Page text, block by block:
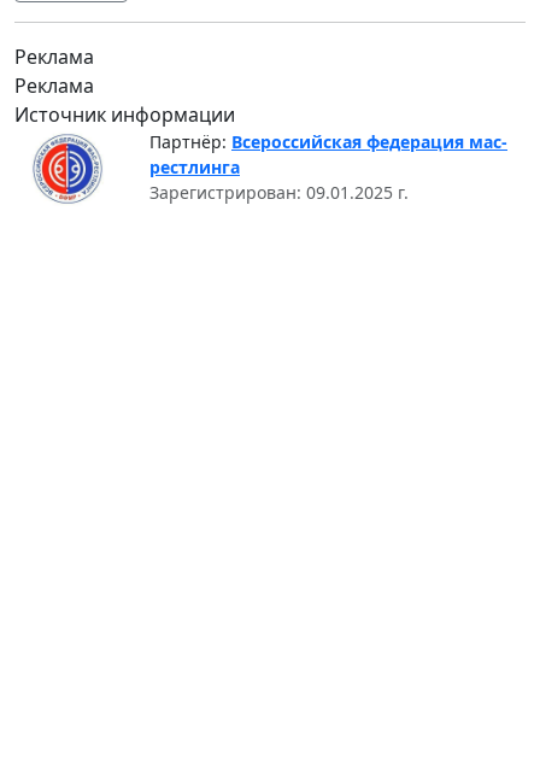
Реклама
Реклама
Источник информации
Партнёр: Всероссийская федерация мас-
рестлинга
Зарегистрирован: 09.01.2025 г.